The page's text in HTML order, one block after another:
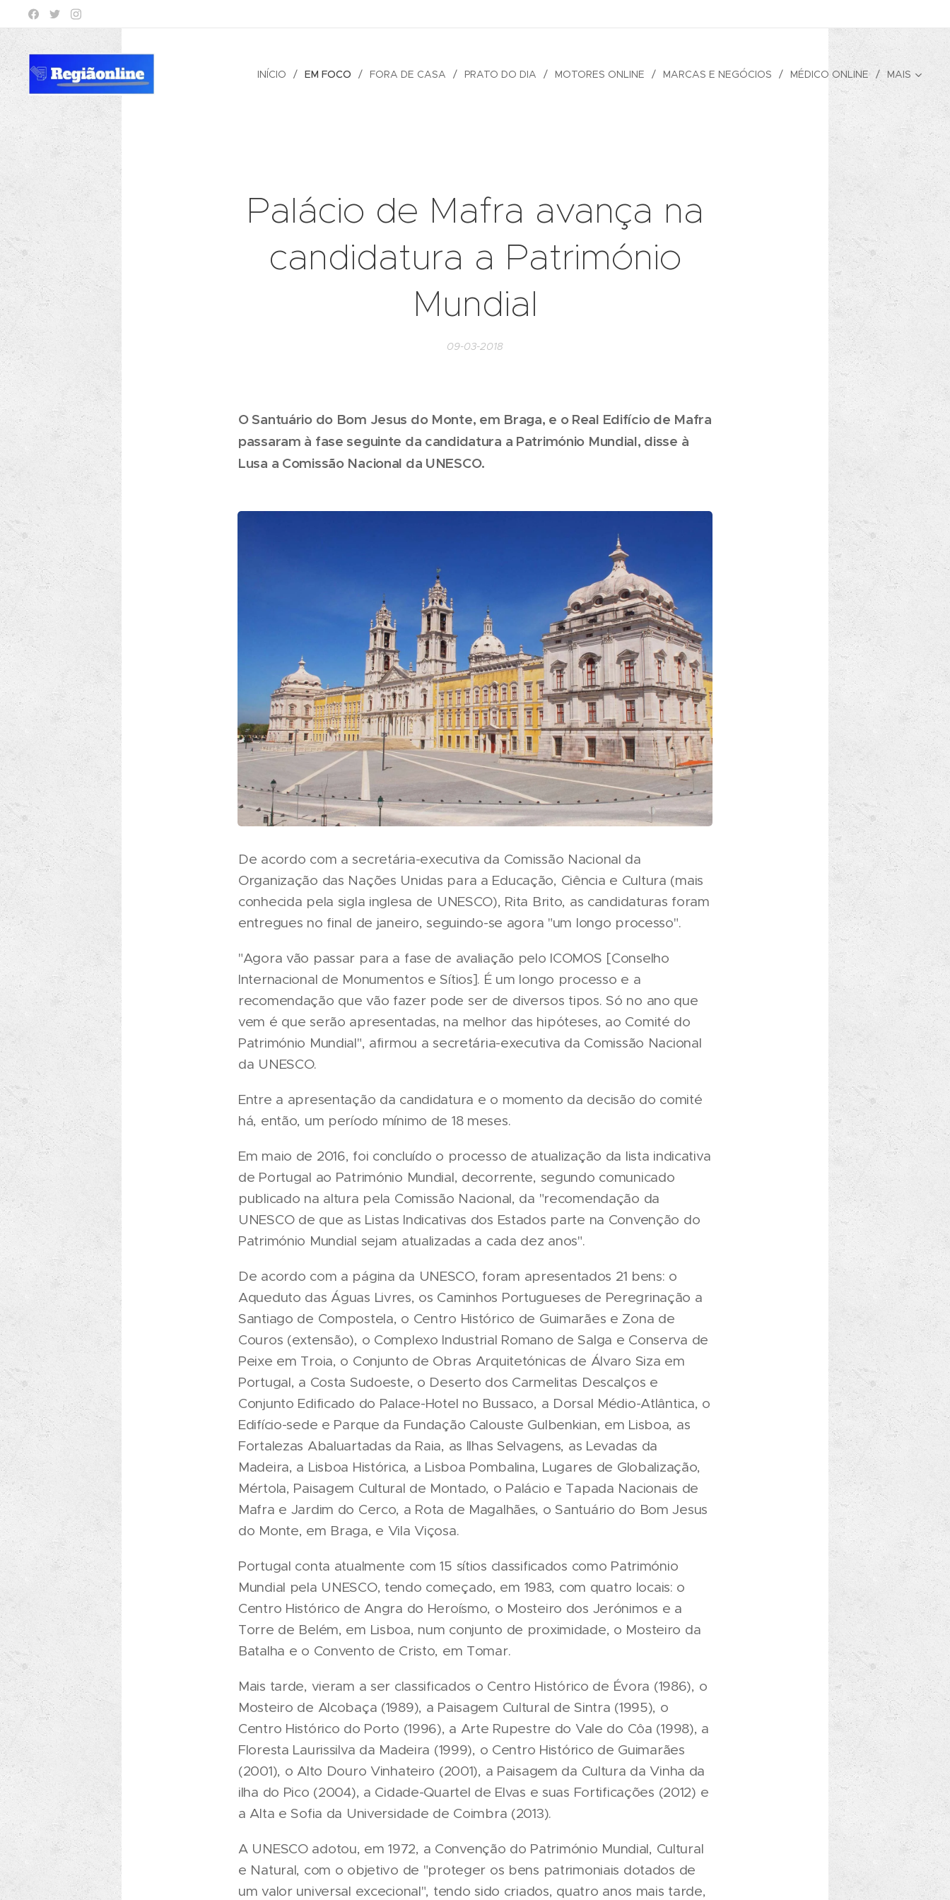
INÍCIO EM FOCO FORA DE CASA PRATO DO DIA MOTORES ONLINE MARCAS E NEGÓCIOS MÉDICO ONLINE MAIS
Palácio de Mafra avança na
candidatura a Património
Mundial
09-03-2018
O Santuário do Bom Jesus do Monte, em Braga, e o Real Edifício de Mafra
passaram à fase seguinte da candidatura a Património Mundial, disse à
Lusa a Comissão Nacional da UNESCO.
De acordo com a secretária-executiva da Comissão Nacional da
Organização das Nações Unidas para a Educação, Ciência e Cultura (mais
conhecida pela sigla inglesa de UNESCO), Rita Brito, as candidaturas foram
entregues no final de janeiro, seguindo-se agora "um longo processo".
"Agora vão passar para a fase de avaliação pelo ICOMOS [Conselho
Internacional de Monumentos e Sítios]. É um longo processo e a
recomendação que vão fazer pode ser de diversos tipos. Só no ano que
vem é que serão apresentadas, na melhor das hipóteses, ao Comité do
Património Mundial", afirmou a secretária-executiva da Comissão Nacional
da UNESCO.
Entre a apresentação da candidatura e o momento da decisão do comité
há, então, um período mínimo de 18 meses.
Em maio de 2016, foi concluído o processo de atualização da lista indicativa
de Portugal ao Património Mundial, decorrente, segundo comunicado
publicado na altura pela Comissão Nacional, da "recomendação da
UNESCO de que as Listas Indicativas dos Estados parte na Convenção do
Património Mundial sejam atualizadas a cada dez anos".
De acordo com a página da UNESCO, foram apresentados 21 bens: o
Aqueduto das Águas Livres, os Caminhos Portugueses de Peregrinação a
Santiago de Compostela, o Centro Histórico de Guimarães e Zona de
Couros (extensão), o Complexo Industrial Romano de Salga e Conserva de
Peixe em Troia, o Conjunto de Obras Arquitetónicas de Álvaro Siza em
Portugal, a Costa Sudoeste, o Deserto dos Carmelitas Descalços e
Conjunto Edificado do Palace-Hotel no Bussaco, a Dorsal Médio-Atlântica, o
Edifício-sede e Parque da Fundação Calouste Gulbenkian, em Lisboa, as
Fortalezas Abaluartadas da Raia, as Ilhas Selvagens, as Levadas da
Madeira, a Lisboa Histórica, a Lisboa Pombalina, Lugares de Globalização,
Mértola, Paisagem Cultural de Montado, o Palácio e Tapada Nacionais de
Mafra e Jardim do Cerco, a Rota de Magalhães, o Santuário do Bom Jesus
do Monte, em Braga, e Vila Viçosa.
Portugal conta atualmente com 15 sítios classificados como Património
Mundial pela UNESCO, tendo começado, em 1983, com quatro locais: o
Centro Histórico de Angra do Heroísmo, o Mosteiro dos Jerónimos e a
Torre de Belém, em Lisboa, num conjunto de proximidade, o Mosteiro da
Batalha e o Convento de Cristo, em Tomar.
Mais tarde, vieram a ser classificados o Centro Histórico de Évora (1986), o
Mosteiro de Alcobaça (1989), a Paisagem Cultural de Sintra (1995), o
Centro Histórico do Porto (1996), a Arte Rupestre do Vale do Côa (1998), a
Floresta Laurissilva da Madeira (1999), o Centro Histórico de Guimarães
(2001), o Alto Douro Vinhateiro (2001), a Paisagem da Cultura da Vinha da
ilha do Pico (2004), a Cidade-Quartel de Elvas e suas Fortificações (2012) e
a Alta e Sofia da Universidade de Coimbra (2013).
A UNESCO adotou, em 1972, a Convenção do Património Mundial, Cultural
e Natural, com o objetivo de "proteger os bens patrimoniais dotados de
um valor universal excecional", tendo sido criados, quatro anos mais tarde,